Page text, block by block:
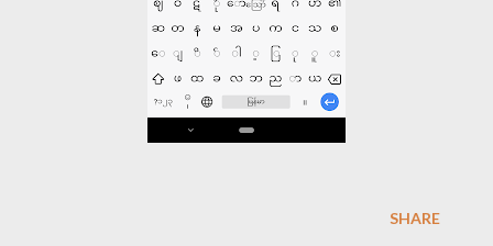
SHARE